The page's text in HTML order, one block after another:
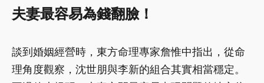
夫妻最容易為錢翻臉！
談到婚姻經營時，東方命理專家詹惟中指出，從命
理角度觀察，沈世朋與李新的組合其實相當穩定。